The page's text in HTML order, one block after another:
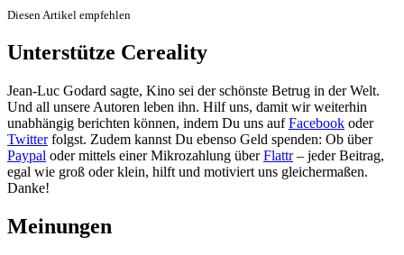
Diesen Artikel empfehlen
Unterstütze Cereality
Jean-Luc Godard sagte, Kino sei der schönste Betrug in der Welt.
Und all unsere Autoren leben ihn. Hilf uns, damit wir weiterhin
unabhängig berichten können, indem Du uns aufFacebook oder
Twitterfolgst. Zudem kannst Du ebenso Geld spenden: Ob über
Paypal oder mittels einer Mikrozahlung überFlattr– jeder Beitrag,
egal wie groß oder klein, hilft und motiviert uns gleichermaßen.
Danke!
Meinungen